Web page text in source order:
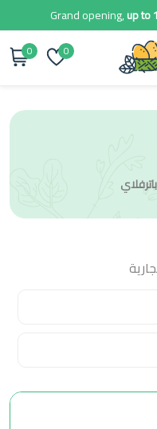
Grand opening,up to
0
0
باترفلاي